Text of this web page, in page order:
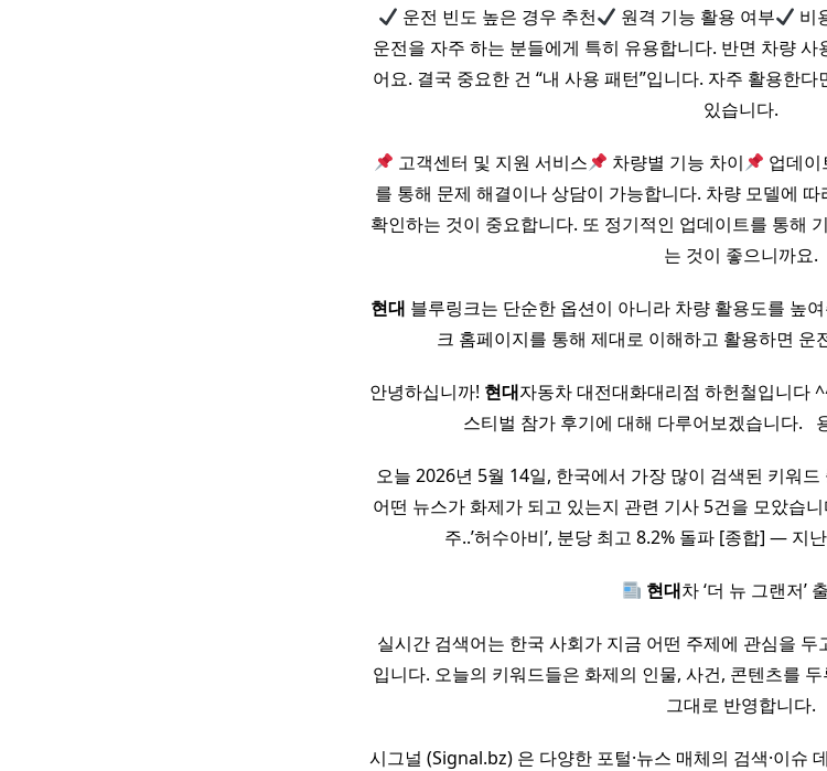
운전 빈도 높은 경우 추천 원격 기능 활용 여부 비
운전을 자주 하는 분들에게 특히 유용합니다. 반면 차량
어요. 결국 중요한 건 “내 사용 패턴”입니다. 자주 활용한
있습니다.
고객센터 및 지원 서비스 차량별 기능 차이 업데이
를 통해 문제 해결이나 상담이 가능합니다. 차량 모델에
확인하는 것이 중요합니다. 또 정기적인 업데이트를 통해
는 것이 좋으니까요.
현대 블루링크는 단순한 옵션이 아니라 차량 활용도를 높
크 홈페이지를 통해 제대로 이해하고 활용하면 운
안녕하십니까! 현대자동차 대전대화대리점 하헌철입니다
스티벌 참가 후기에 대해 다루어보겠습니다.
오늘 2026년 5월 14일, 한국에서 가장 많이 검색된 키워드
어떤 뉴스가 화제가 되고 있는지 관련 기사 5건을 모았습니
주..’허수아비’, 분당 최고 8.2% 돌파 [종합] — 지
현대차 ‘더 뉴 그랜저’
실시간 검색어는 한국 사회가 지금 어떤 주제에 관심을
입니다. 오늘의 키워드들은 화제의 인물, 사건, 콘텐츠를
그대로 반영합니다.
시그널 (Signal.bz) 은 다양한 포털·뉴스 매체의 검색·이슈